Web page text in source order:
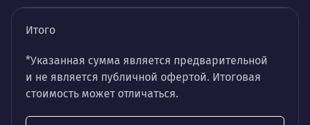
Итого
*Указанная сумма является предварительной
и не является публичной офертой. Итоговая
стоимость может отличаться.